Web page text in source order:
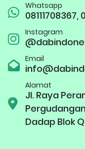
Whatsapp
08111708367,
Instagram
Email
Alamat
Jl. Raya
Dadap Blok